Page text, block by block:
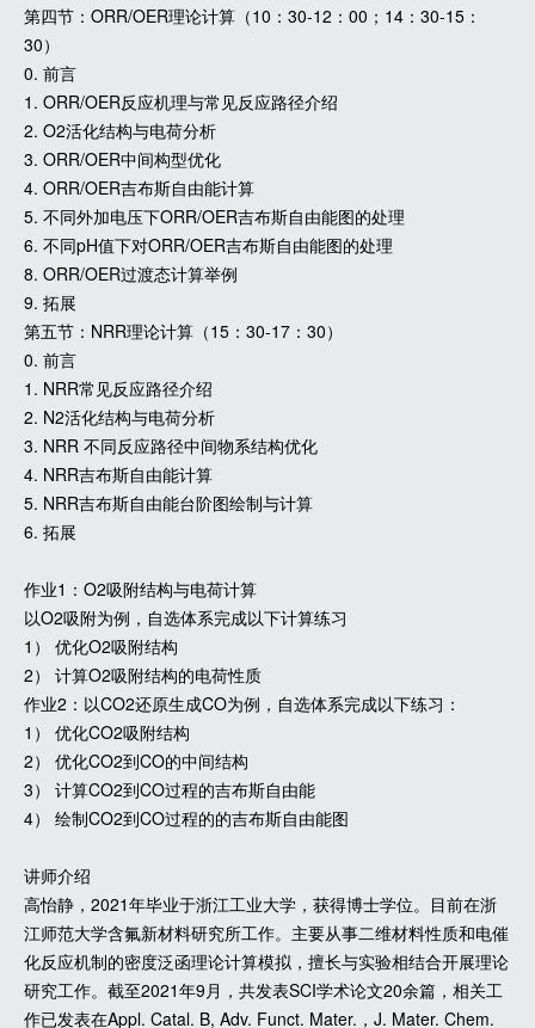
第四节：ORR/OER理论计算（10：30-12：00；14：30-15：
30）
0. 前言
1. ORR/OER反应机理与常见反应路径介绍
2. O2活化结构与电荷分析
3. ORR/OER中间构型优化
4. ORR/OER吉布斯自由能计算
5. 不同外加电压下ORR/OER吉布斯自由能图的处理
6. 不同pH值下对ORR/OER吉布斯自由能图的处理
8. ORR/OER过渡态计算举例
9. 拓展
第五节：NRR理论计算（15：30-17：30）
0. 前言
1. NRR常见反应路径介绍
2. N2活化结构与电荷分析
3. NRR 不同反应路径中间物系结构优化
4. NRR吉布斯自由能计算
5. NRR吉布斯自由能台阶图绘制与计算
6. 拓展
作业1：O2吸附结构与电荷计算
以O2吸附为例，自选体系完成以下计算练习
1） 优化O2吸附结构
2） 计算O2吸附结构的电荷性质
作业2：以CO2还原生成CO为例，自选体系完成以下练习：
1） 优化CO2吸附结构
2） 优化CO2到CO的中间结构
3） 计算CO2到CO过程的吉布斯自由能
4） 绘制CO2到CO过程的的吉布斯自由能图
讲师介绍
高怡静，2021年毕业于浙江工业大学，获得博士学位。目前在浙
江师范大学含氟新材料研究所工作。主要从事二维材料性质和电催
化反应机制的密度泛函理论计算模拟，擅长与实验相结合开展理论
研究工作。截至2021年9月，共发表SCI学术论文20余篇，相关工
作已发表在Appl. Catal. B, Adv. Funct. Mater.，J. Mater. Chem.